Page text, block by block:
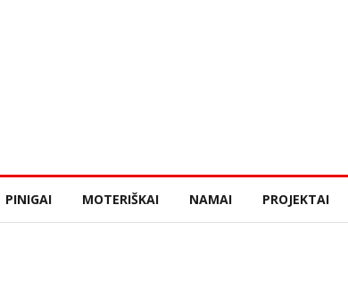
PINIGAI MOTERIŠKAI NAMAI PROJEKTAI